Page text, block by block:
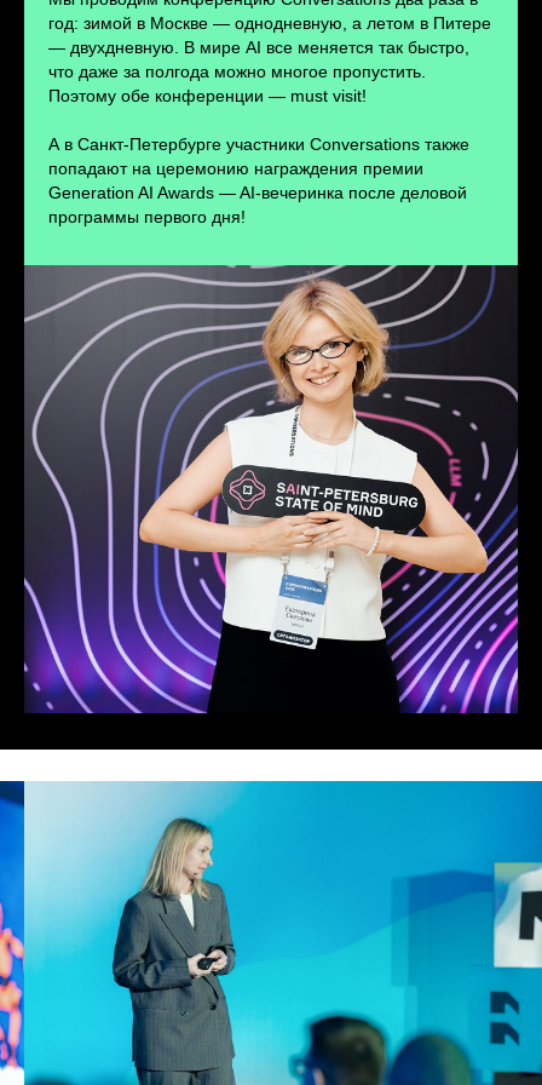
год: зимой в Москве — однодневную, а летом в Питере
— двухдневную. В мире AI все меняется так быстро,
что даже за полгода можно многое пропустить.
Поэтому обе конференции — must visit!
А в Санкт-Петербурге участники Conversations также
попадают на церемонию награждения премии
Generation AI Awards — AI-вечеринка после деловой
программы первого дня!
ПЕРЕЙТИ